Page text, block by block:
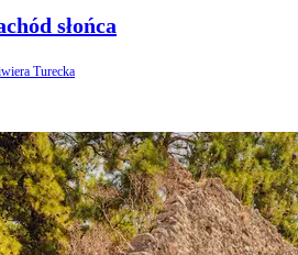
słońca
Turecka